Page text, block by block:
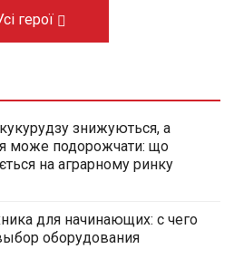
герої
знижуються, а
може подорожчати: що
на аграрному ринку
для начинающих: с чего
оборудования